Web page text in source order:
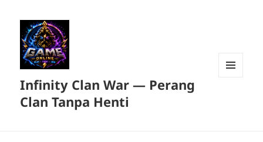
Infinity Clan War — Perang
Clan Tanpa Henti